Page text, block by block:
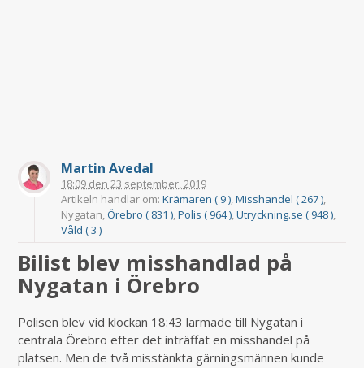
Martin Avedal
18:09 den 23 september, 2019
Artikeln handlar om:Krämaren ( 9 ),Misshandel ( 267 ),
Nygatan,Örebro ( 831 ),Polis ( 964 ),Utryckning.se ( 948 ),
Våld ( 3 )
Bilist blev misshandlad på
Nygatan i Örebro
Polisen blev vid klockan 18:43 larmade till Nygatan i
centrala Örebro efter det inträffat en misshandel på
platsen. Men de två misstänkta gärningsmännen kunde